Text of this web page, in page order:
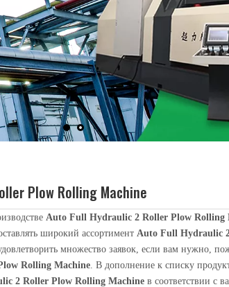
длиннокатаных деталей на стыковочно-
Plow Rolling Machine
Auto Full Hydraulic 2 Roller Plow Rolling
широкий ассортимент Auto Full Hydraulic
множество заявок, если вам нужно,
Rolling Machine. В дополнение к списку
2 Roller Plow Rolling Machine в соответствии с